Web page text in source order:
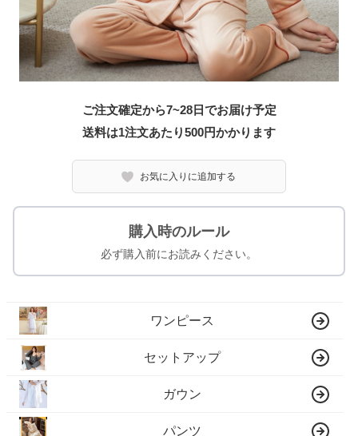
ご注文確定から7~28日でお届け予定
送料は1注文あたり500円かかります
お気に入りに追加する
購入時のルール
必ず購入前にお読みください。
ワンピース
セットアップ
ガウン
パンツ